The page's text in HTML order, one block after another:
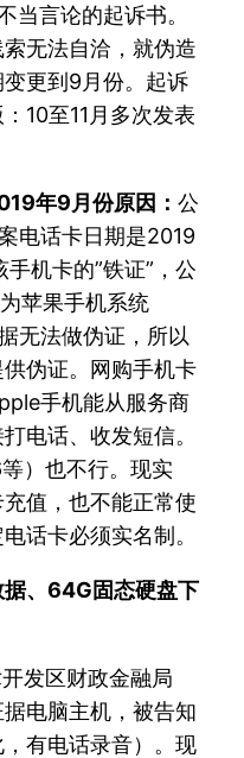
当言论的起诉书。
无法自洽，就伪造
更到9月份。起诉
10至11月多次发表
年9月份原因：公
电话卡日期是2019
机卡的”铁证”，公
苹果手机系统
无法做伪证，所以
伪证。网购手机卡
手机能从服务商
电话、收发短信。
）也不行。现实
值，也不能正常使
话卡必须实名制。
、64G固态硬盘下
发区财政金融局
据电脑主机，被告知
有电话录音）。现